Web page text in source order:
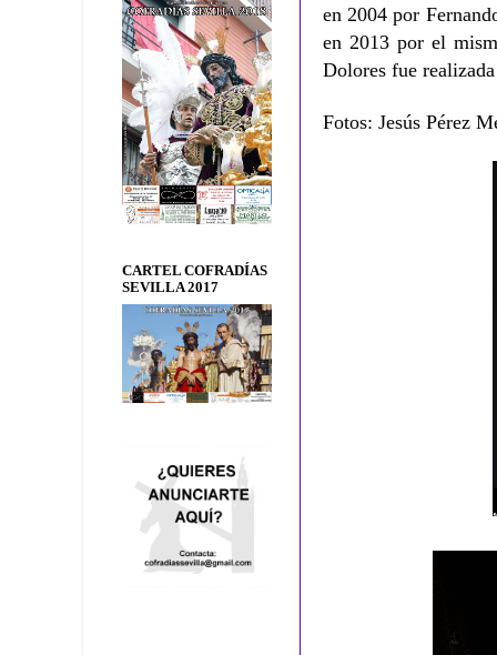
en 2004 por
en 2013 por el
Dolores fue
Fotos: Jesús Pérez
CARTEL COFRADÍAS
SEVILLA 2017